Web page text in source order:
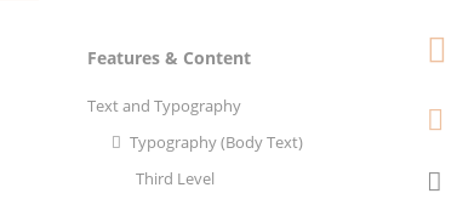
Navigation
Features & Content
Text and Typography
Typography (Body Text)
Third Level